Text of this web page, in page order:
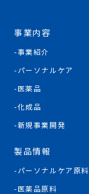
事業内容
事業紹介
パーソナルケア
医薬品
化成品
新規事業開発
製品情報
パーソナルケア原料
医薬品原料